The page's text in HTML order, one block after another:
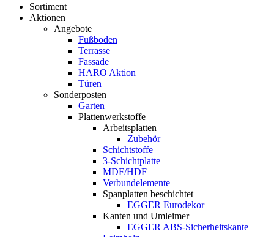
Sortiment
Aktionen
Angebote
Fußboden
Terrasse
Fassade
HARO Aktion
Türen
Sonderposten
Garten
Plattenwerkstoffe
Arbeitsplatten
Zubehör
Schichtstoffe
3-Schichtplatte
MDF/HDF
Verbundelemente
Spanplatten beschichtet
EGGER Eurodekor
Kanten und Umleimer
EGGER ABS-Sicherheitskante